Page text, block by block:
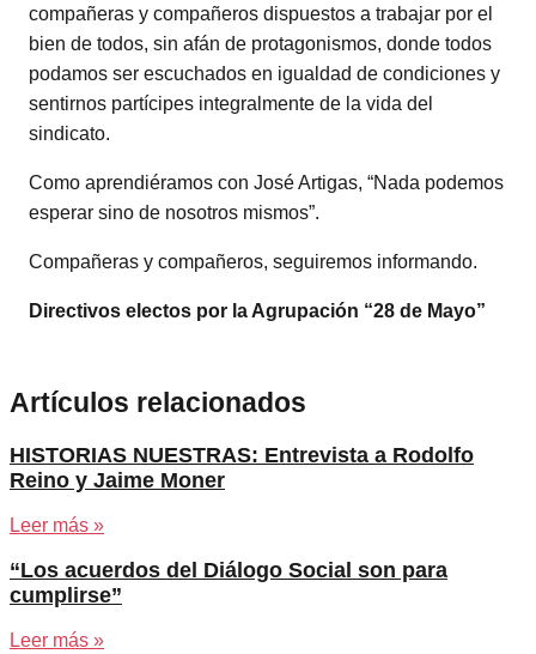
compañeras y compañeros dispuestos a trabajar por el
bien de todos, sin afán de protagonismos, donde todos
podamos ser escuchados en igualdad de condiciones y
sentirnos partícipes integralmente de la vida del
sindicato.
Como aprendiéramos con José Artigas, “Nada podemos
esperar sino de nosotros mismos”.
Compañeras y compañeros, seguiremos informando.
Directivos electos por la Agrupación “28 de Mayo”
Artículos relacionados
HISTORIAS NUESTRAS: Entrevista a Rodolfo
Reino y Jaime Moner
Leer más »
“Los acuerdos del Diálogo Social son para
cumplirse”
Leer más »